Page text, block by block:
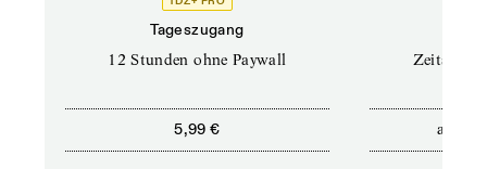
Tageszugang
12 Stunden ohne Paywall
5,99 € ab